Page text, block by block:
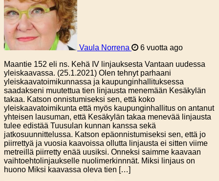
Vaula Norrena
6 vuotta ago
Maantie 152 eli ns. Kehä IV linjauksesta Vantaan uudessa
yleiskaavassa. (25.1.2021) Olen tehnyt parhaani
yleiskaavatoimikunnassa ja kaupunginhallituksessa
saadakseni muutettua tien linjausta menemään Kesäkylän
takaa. Katson onnistumiseksi sen, että koko
yleiskaavatoimikunta että myös kaupunginhallitus on antanut
yhteisen lausuman, että Kesäkylän takaa menevää linjausta
tulee edistää Tuusulan kunnan kanssa sekä
jatkosuunnittelussa. Katson epäonnistumiseksi sen, että jo
piirrettyä ja vuosia kaavoissa ollutta linjausta ei sitten viime
metreillä piirretty enää uusiksi. Onneksi saimme kaavaan
vaihtoehtolinjaukselle nuolimerkinnnät. Miksi linjaus on
huono Miksi kaavassa oleva tien […]